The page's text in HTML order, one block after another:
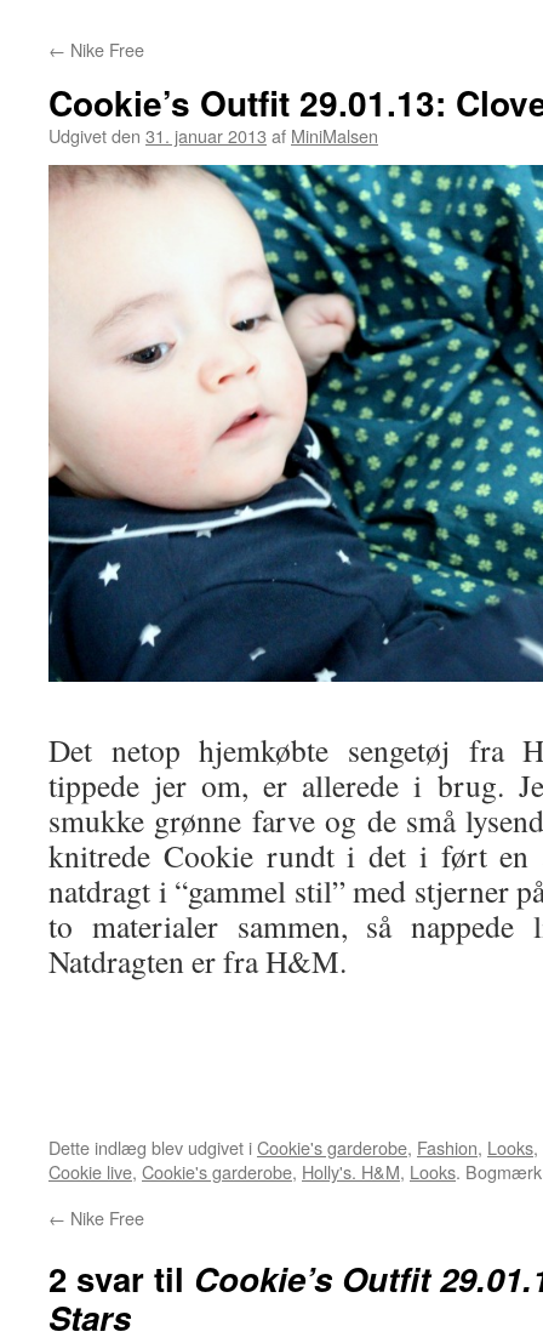
← Nike Free
Cookie’s Outfit 29.01.13:
Udgivet den 31. januar 2013 af MiniMalsen
Det netop hjemkøbte sengetøj fra
tippede jer om, er allerede i brug.
smukke grønne farve og de små
knitrede Cookie rundt i det i ført en
natdragt i “gammel stil” med stjerner
to materialer sammen, så
Natdragten er fra H&M.
Dette indlæg blev udgivet iCookie's garderobe, Fashion, Looks,
Cookie live, Cookie's garderobe, Holly's. H&M, Looks.
← Nike Free
2 svar til Cookie’s Outfit
Stars